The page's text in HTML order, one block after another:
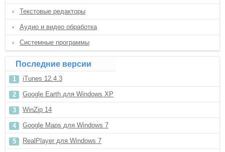
Текстовые редакторы
Аудио и видео обработка
Системные программы
Последние версии
iTunes 12.4.3
Google Earth для Windows XP
WinZip 14
Google Maps для Windows 7
RealPlayer для Windows 7